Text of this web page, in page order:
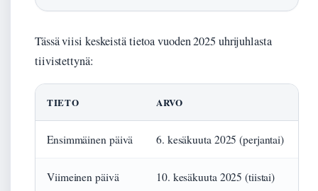
Tässä viisi keskeistä tietoa vuoden 2025 uhrijuhlasta
tiivistettynä:
TIETO ARVO
Ensimmäinen päivä 6. kesäkuuta 2025 (perjantai)
Viimeinen päivä 10. kesäkuuta 2025 (tiistai)